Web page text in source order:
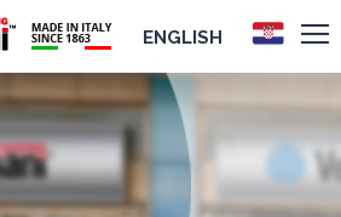
ENGLISH